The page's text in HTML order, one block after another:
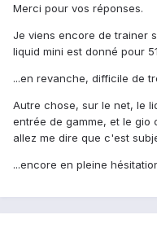
Merci pour vos réponses.
Je viens encore de trainer
liquid mini est donné pour
...en revanche, difficile de
Autre chose, sur le net, le
entrée de gamme, et le gio
allez me dire que c'est
...encore en pleine